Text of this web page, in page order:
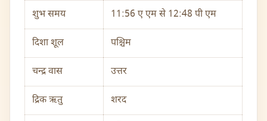
शुभ समय 11:56 ए एम से 12:48 पी एम
दिशा शूल पश्चिम
चन्द्र वास उत्तर
द्रिक ऋतु शरद